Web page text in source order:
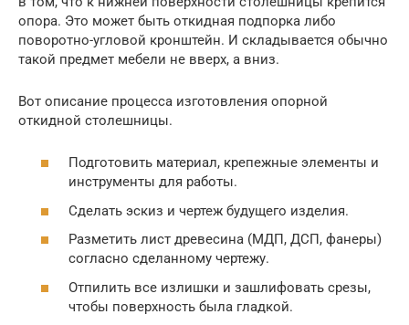
опора. Это может быть откидная подпорка либо
поворотно-угловой кронштейн. И складывается обычно
такой предмет мебели не вверх, а вниз.
Вот описание процесса изготовления опорной
откидной столешницы.
Подготовить материал, крепежные элементы и
инструменты для работы.
Сделать эскиз и чертеж будущего изделия.
Разметить лист древесина (МДП, ДСП, фанеры)
согласно сделанному чертежу.
Отпилить все излишки и зашлифовать срезы,
чтобы поверхность была гладкой.